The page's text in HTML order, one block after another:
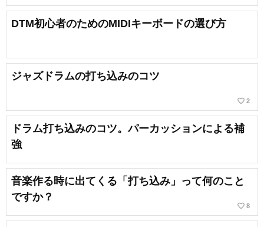
DTM初心者のためのMIDIキーボードの選び方
ジャズドラムの打ち込みのコツ
favorite_border 2
ドラム打ち込みのコツ。パーカッションによる補
強
音楽作る時に出てくる「打ち込み」って何のこと
ですか？
favorite_border 8